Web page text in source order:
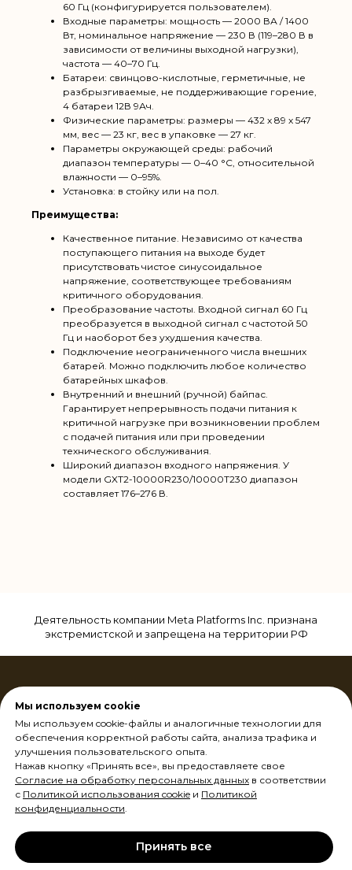
Мы используем cookie
Мы используем cookie-файлы и аналогичные технологии для
обеспечения корректной работы сайта, анализа трафика и
улучшения пользовательского опыта.
Нажав кнопку «Принять все», вы предоставляете свое
Согласие на обработку персональных данных в соответствии
с Политикой использования cookie и Политикой
конфиденциальности.
Принять все
60 Гц (конфигурируется пользователем).
Входные параметры: мощность — 2000 ВА / 1400
Вт, номинальное напряжение — 230 В (119–280 В в
зависимости от величины выходной нагрузки),
частота — 40–70 Гц.
Батареи: свинцово-кислотные, герметичные, не
разбрызгиваемые, не поддерживающие горение,
4 батареи 12В 9Ач.
Физические параметры: размеры — 432 x 89 x 547
мм, вес — 23 кг, вес в упаковке — 27 кг.
Параметры окружающей среды: рабочий
диапазон температуры — 0–40 °C, относительной
влажности — 0–95%.
Установка: в стойку или на пол.
Преимущества:
Качественное питание. Независимо от качества
поступающего питания на выходе будет
присутствовать чистое синусоидальное
напряжение, соответствующее требованиям
критичного оборудования.
Преобразование частоты. Входной сигнал 60 Гц
преобразуется в выходной сигнал с частотой 50
Гц и наоборот без ухудшения качества.
Подключение неограниченного числа внешних
батарей. Можно подключить любое количество
батарейных шкафов.
Внутренний и внешний (ручной) байпас.
Гарантирует непрерывность подачи питания к
критичной нагрузке при возникновении проблем
с подачей питания или при проведении
технического обслуживания.
Широкий диапазон входного напряжения. У
модели GXT2-10000R230/10000T230 диапазон
составляет 176–276 В.
Деятельность компании Meta Platforms Inc. признана
экстремистской и запрещена на территории РФ
Оплата и доставка
Контакты
Юридическая информация
г. Москва, ул. Свободы, д. 20
г. Москва, Ул. Лобачевского 92к4, п.3